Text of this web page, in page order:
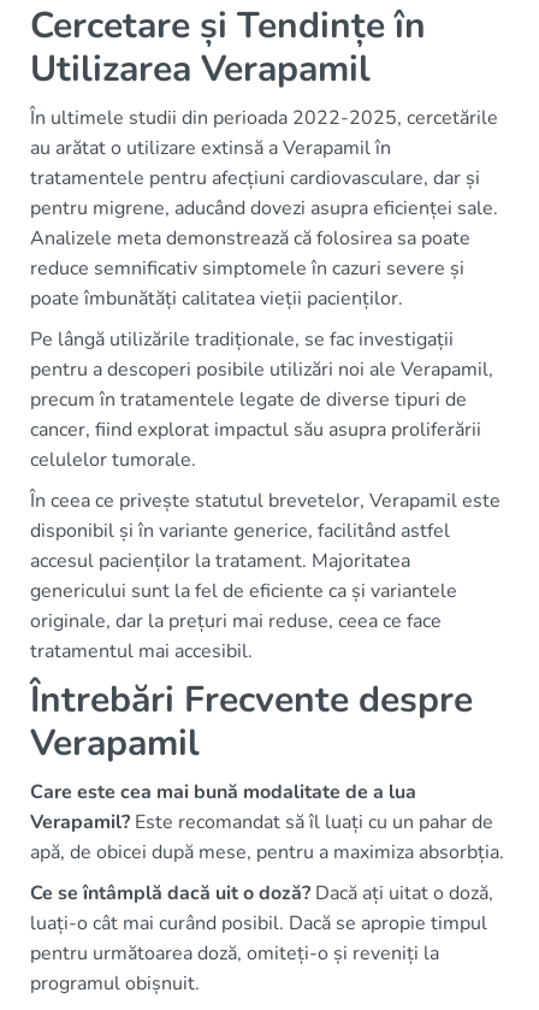
Cercetare și Tendințe în
Utilizarea Verapamil
În ultimele studii din perioada 2022-2025, cercetările
au arătat o utilizare extinsă a Verapamil în
tratamentele pentru afecțiuni cardiovasculare, dar și
pentru migrene, aducând dovezi asupra eficienței sale.
Analizele meta demonstrează că folosirea sa poate
reduce semnificativ simptomele în cazuri severe și
poate îmbunătăți calitatea vieții pacienților.
Pe lângă utilizările tradiționale, se fac investigații
pentru a descoperi posibile utilizări noi ale Verapamil,
precum în tratamentele legate de diverse tipuri de
cancer, fiind explorat impactul său asupra proliferării
celulelor tumorale.
În ceea ce privește statutul brevetelor, Verapamil este
disponibil și în variante generice, facilitând astfel
accesul pacienților la tratament. Majoritatea
genericului sunt la fel de eficiente ca și variantele
originale, dar la prețuri mai reduse, ceea ce face
tratamentul mai accesibil.
Întrebări Frecvente despre
Verapamil
Care este cea mai bună modalitate de a lua
Verapamil? Este recomandat să îl luați cu un pahar de
apă, de obicei după mese, pentru a maximiza absorbția.
Ce se întâmplă dacă uit o doză? Dacă ați uitat o doză,
luați-o cât mai curând posibil. Dacă se apropie timpul
pentru următoarea doză, omiteți-o și reveniți la
programul obișnuit.